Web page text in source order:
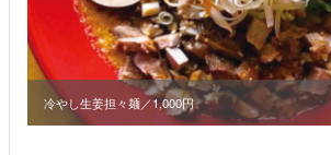
冷やし生姜担々麺／1,000円